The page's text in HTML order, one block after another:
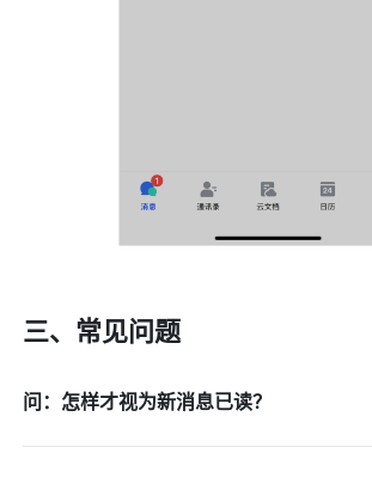
三、常见问题
问：怎样才视为新消息已读？